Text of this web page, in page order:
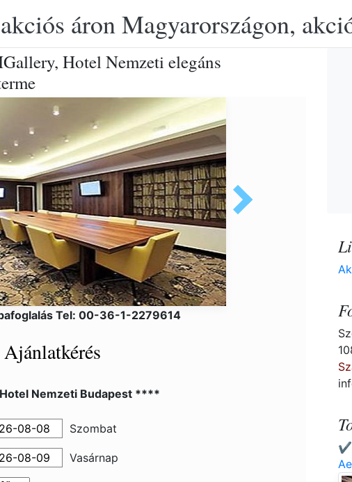
áron Magyarországon,
Hotel Nemzeti elegáns
Tel: 00-36-1-2279614
Ajánlatkérés
Nemzeti Budapest ****
Szombat
Vasárnap
✔️